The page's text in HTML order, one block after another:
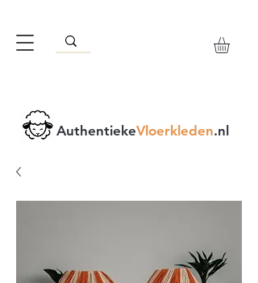
AuthentiekeVloerkleden.nl